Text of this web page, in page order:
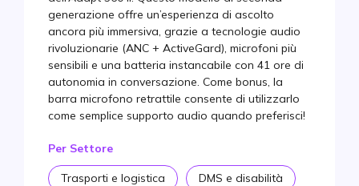
generazione offre un’esperienza di ascolto
ancora più immersiva, grazie a tecnologie audio
rivoluzionarie (ANC + ActiveGard), microfoni più
sensibili e una batteria instancabile con 41 ore di
autonomia in conversazione. Come bonus, la
barra microfono retrattile consente di utilizzarlo
come semplice supporto audio quando preferisci!
Per Settore
Trasporti e logistica DMS e disabilità